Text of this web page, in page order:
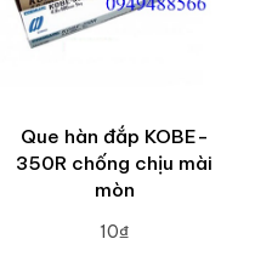
Que hàn đắp KOBE-
350R chống chịu mài
mòn
10₫